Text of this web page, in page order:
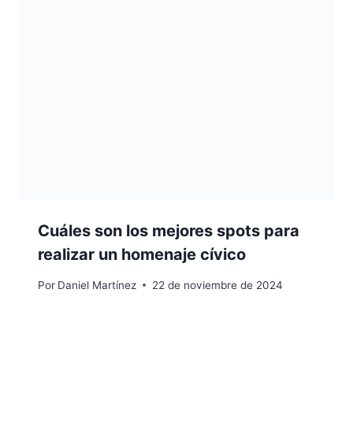
Cuáles son los mejores spots para
realizar un homenaje cívico
Por Daniel Martínez 22 de noviembre de 2024